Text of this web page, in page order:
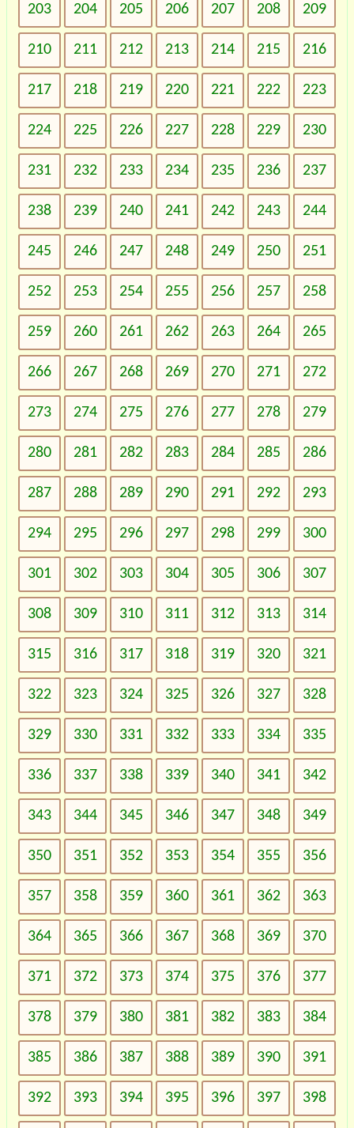
203 204 205 206 207 208 209
210 211 212 213 214 215 216
217 218 219 220 221 222 223
224 225 226 227 228 229 230
231 232 233 234 235 236 237
238 239 240 241 242 243 244
245 246 247 248 249 250 251
252 253 254 255 256 257 258
259 260 261 262 263 264 265
266 267 268 269 270 271 272
273 274 275 276 277 278 279
280 281 282 283 284 285 286
287 288 289 290 291 292 293
294 295 296 297 298 299 300
301 302 303 304 305 306 307
308 309 310 311 312 313 314
315 316 317 318 319 320 321
322 323 324 325 326 327 328
329 330 331 332 333 334 335
336 337 338 339 340 341 342
343 344 345 346 347 348 349
350 351 352 353 354 355 356
357 358 359 360 361 362 363
364 365 366 367 368 369 370
371 372 373 374 375 376 377
378 379 380 381 382 383 384
385 386 387 388 389 390 391
392 393 394 395 396 397 398